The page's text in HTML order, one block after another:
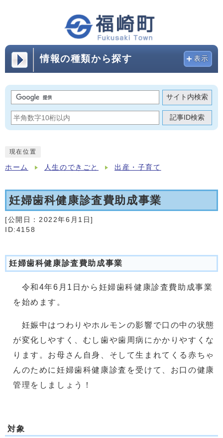
情報の種類から探す 表示
サイト内検索
記事ID検索
現在位置
ホーム 人生のできごと 出産・子育て
妊婦歯科健康診査費助成事業
[公開日： 2022年6月1日]
ID:4158
妊婦歯科健康診査費助成事業
令和4年6月1日から妊婦歯科健康診査費助成事業
を始めます。
妊娠中はつわりやホルモンの影響で口の中の状態
が変化しやすく、むし歯や歯周病にかかりやすくな
ります。お母さん自身、そして生まれてくる赤ちゃ
んのために妊婦歯科健康診査を受けて、お口の健康
管理をしましょう！
対象